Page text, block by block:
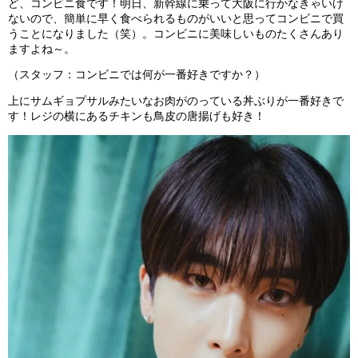
ど、コンビニ食です！明日、新幹線に乗って大阪に行かなきゃいけ
ないので、簡単に早く食べられるものがいいと思ってコンビニで買
うことになりました（笑）。コンビニに美味しいものたくさんあり
ますよね～。
（スタッフ：コンビニでは何が一番好きですか？）
上にサムギョプサルみたいなお肉がのっている丼ぶりが一番好きで
す！レジの横にあるチキンも鳥皮の唐揚げも好き！